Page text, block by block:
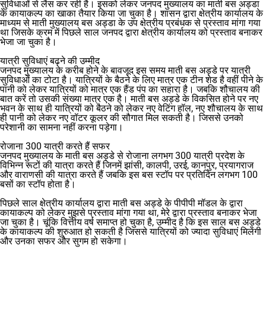
सुविधाओं से लैस कर रही है। इसको लेकर जनपद मुख्यालय का माती बस अड्डा
के कायाकल्प का खाका तैयार किया जा चुका है। शासन द्वारा क्षेत्रीय कार्यालय के
माध्यम से माती मुख्यालय बस अड्डा के उप क्षेत्रीय प्रबंधक से प्रस्ताव मांगा गया
था जिसके क्रम में पिछले साल जनपद द्वारा क्षेत्रीय कार्यालय को प्रस्ताव बनाकर
भेजा जा चुका है।
यात्री सुविधाएं बढ़ने की उम्मीद
जनपद मुख्यालय के करीब होने के बावजूद इस समय माती बस अड्डे पर यात्री
सुविधाओं का टोटा है। यात्रियों के बैठने के लिए मात्र एक टीन शेड है वहीं पीने के
पानी को लेकर यात्रियों को मात्र एक हैंड पंप का सहारा है। जबकि शौचालय की
बात करें तो उसकी संख्या मात्र एक है। माती बस अड्डे के विकसित होने पर नए
भवन के साथ ही यात्रियों को बैठने को लेकर नए वेटिंग हॉल, नए शौचालय के साथ
ही पानी को लेकर नए वॉटर कूलर की सौगात मिल सकती है। जिससे उनको
परेशानी का सामना नहीं करना पड़ेगा।
रोजाना 300 यात्री करते हैं सफर
जनपद मुख्यालय के माती बस अड्डे से रोजाना लगभग 300 यात्री प्रदेश के
विभिन्न रूटों की यात्रा करते हैं जिनमें झांसी, कालपी, उरई, कानपुर, प्रयागराज
और वाराणसी की यात्रा करते हैं जबकि इस बस स्टॉप पर प्रतिदिन लगभग 100
बसों का स्टॉप होता है।
पिछले साल क्षेत्रीय कार्यालय द्वारा माती बस अड्डे के पीपीपी मॉडल के द्वारा
कायाकल्प को लेकर मुझसे प्रस्ताव मांगा गया था, मेरे द्वारा प्रस्ताव बनाकर भेजा
जा चुका है। चूंकि वित्तीय वर्ष समाप्त हो चुका है, उम्मीद है कि इस साल बस अड्डे
के कायाकल्प की शुरुआत हो सकती है जिससे यात्रियों को ज्यादा सुविधाएं मिलेंगी
और उनका सफर और सुगम हो सकेगा।